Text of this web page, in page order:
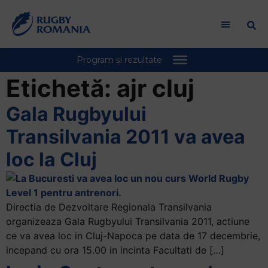
Etichetă: ajr cluj
Gala Rugbyului
Transilvania 2011 va avea
loc la Cluj
Directia de Dezvoltare Regionala Transilvania
organizeaza Gala Rugbyului Transilvania 2011, actiune
ce va avea loc in Cluj-Napoca pe data de 17 decembrie,
incepand cu ora 15.00 in incinta Facultati de […]